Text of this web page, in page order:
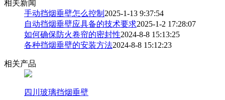
相关新闻
手动挡烟垂壁怎么控制 2025-1-13 9:37:54
自动挡烟垂壁应具备的技术要求2025-1-2 17:28:07
如何确保防火卷帘的密封性2024-8-8 15:13:25
各种挡烟垂壁的安装方法2024-8-8 15:12:23
相关产品
四川玻璃挡烟垂壁